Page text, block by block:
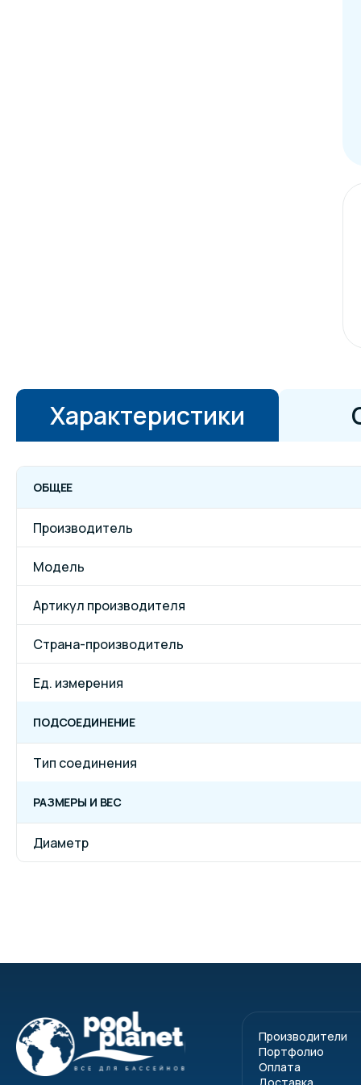
Характеристики
ОБЩЕЕ
Производитель
Модель
Артикул производителя
Страна-производитель
Ед. измерения
ПОДСОЕДИНЕНИЕ
Тип соединения
РАЗМЕРЫ И ВЕС
Диаметр
Производители
Портфолио
Оплата